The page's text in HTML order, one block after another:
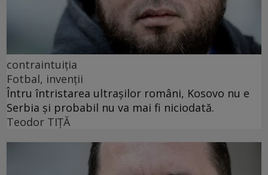
contraintuiția
Fotbal, invenții
Întru întristarea ultrașilor români, Kosovo nu e
Serbia și probabil nu va mai fi niciodată.
Teodor TIŢĂ